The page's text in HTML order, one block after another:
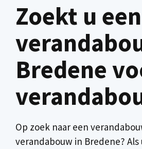
Zoekt u een
Bredene
Op zoek naar een
verandabouw in Bredene? Als